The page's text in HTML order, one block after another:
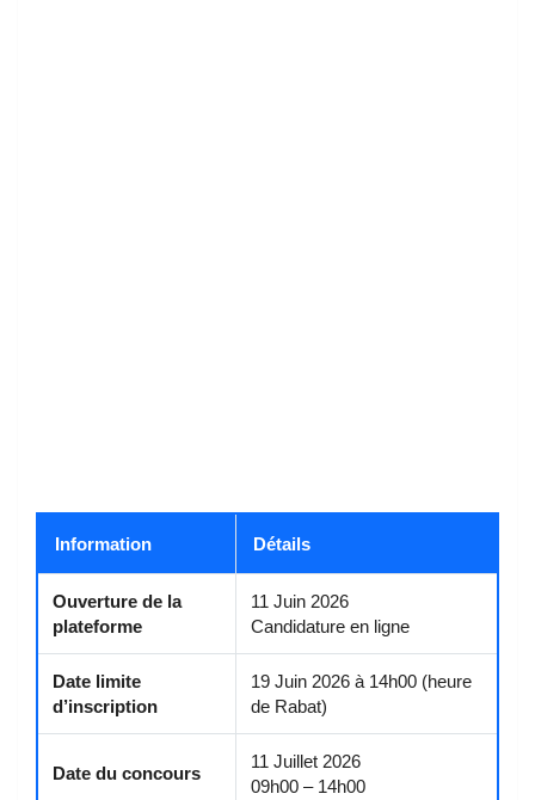
Information Détails
Ouverture de la
plateforme
11 Juin 2026
Candidature en ligne
Date limite
d’inscription
19 Juin 2026 à 14h00 (heure
de Rabat)
Date du concours
11 Juillet 2026
09h00 – 14h00